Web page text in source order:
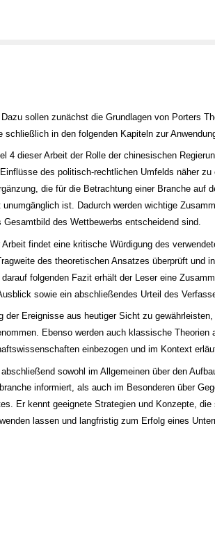
sollen zunächst die Grundlagen von Porters
schließlich in den folgenden Kapiteln zur
4 dieser Arbeit der Rolle der chinesischen
des politisch-rechtlichen Umfelds näher zu
die für die Betrachtung einer Branche auf
ist. Dadurch werden wichtige
Gesamtbild des Wettbewerbs entscheidend sind.
findet eine kritische Würdigung des
des theoretischen Ansatzes überprüft und
folgenden Fazit erhält der Leser eine
sowie ein abschließendes Urteil des
der Ereignisse aus heutiger Sicht zu
Ebenso werden auch klassische Theorien
einbezogen und im Kontext
sowohl im Allgemeinen über den
informiert, als auch im Besonderen über
Er kennt geeignete Strategien und Konzepte,
lassen und langfristig zum Erfolg eines